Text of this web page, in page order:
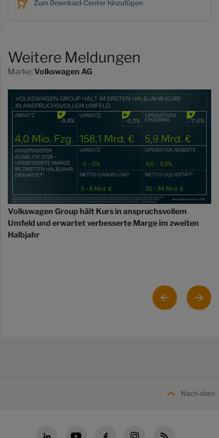
Zum Download-Center hinzufügen
Weitere Meldungen
Marke:Volkswagen AG
Volkswagen Group hält Kurs in anspruchsvollem
Umfeld und erwartet verbesserte Marge im zweiten
Halbjahr
Nach oben